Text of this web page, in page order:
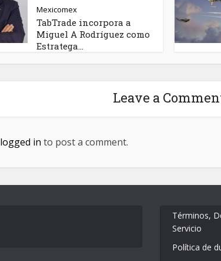
Mexicomex
TabTrade incorpora a
Miguel A Rodríguez como
Estratega...
Leave a
logged in to post a comment.
Términos,
Servicio
Política de